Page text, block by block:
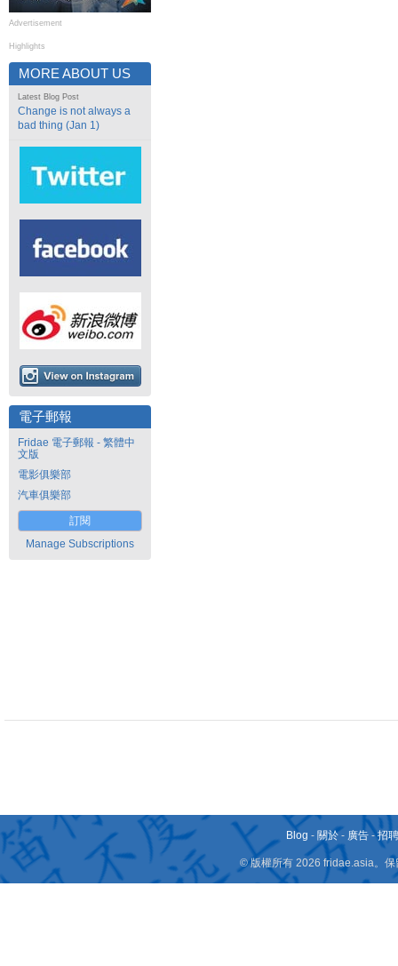
Advertisement
Highlights
MORE ABOUT US
Latest Blog Post
Change is not always a
bad thing (Jan 1)
電子郵報
Fridae 電子郵報 - 繁體中
文版
電影俱樂部
汽車俱樂部
訂閱
Manage Subscriptions
Blog - 關於 - 廣告 -招
© 版權所有 2026 fridae.asia。